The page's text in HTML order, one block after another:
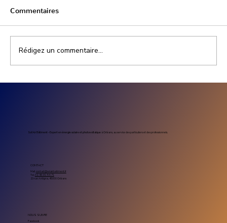
Commentaires
Rédigez un commentaire...
Sol’Air Bâtiment – Expert en énergie solaire et photovoltaïqueà Orléans, au service des particuliers et des professionnels.
CONTACT
Mail.contact@solairbatiment.fr
Tel.02-46-91-54-71
23 rue Antigna, 45000 Orléans
NOUS SUIVRE
Facebook